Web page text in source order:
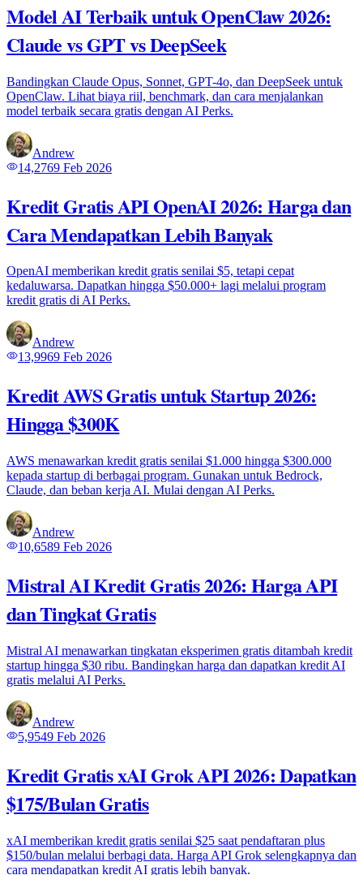
Model AI Terbaik untuk OpenClaw 2026:
Claude vs GPT vs DeepSeek
Bandingkan Claude Opus, Sonnet, GPT-4o, dan DeepSeek untuk
OpenClaw. Lihat biaya riil, benchmark, dan cara menjalankan
model terbaik secara gratis dengan AI Perks.
Andrew
14,2769 Feb 2026
Kredit Gratis API OpenAI 2026: Harga dan
Cara Mendapatkan Lebih Banyak
OpenAI memberikan kredit gratis senilai $5, tetapi cepat
kedaluwarsa. Dapatkan hingga $50.000+ lagi melalui program
kredit gratis di AI Perks.
Andrew
13,9969 Feb 2026
Kredit AWS Gratis untuk Startup 2026:
Hingga $300K
AWS menawarkan kredit gratis senilai $1.000 hingga $300.000
kepada startup di berbagai program. Gunakan untuk Bedrock,
Claude, dan beban kerja AI. Mulai dengan AI Perks.
Andrew
10,6589 Feb 2026
Mistral AI Kredit Gratis 2026: Harga API
dan Tingkat Gratis
Mistral AI menawarkan tingkatan eksperimen gratis ditambah kredit
startup hingga $30 ribu. Bandingkan harga dan dapatkan kredit AI
gratis melalui AI Perks.
Andrew
5,9549 Feb 2026
Kredit Gratis xAI Grok API 2026: Dapatkan
$175/Bulan Gratis
xAI memberikan kredit gratis senilai $25 saat pendaftaran plus
$150/bulan melalui berbagi data. Harga API Grok selengkapnya dan
cara mendapatkan kredit AI gratis lebih banyak.